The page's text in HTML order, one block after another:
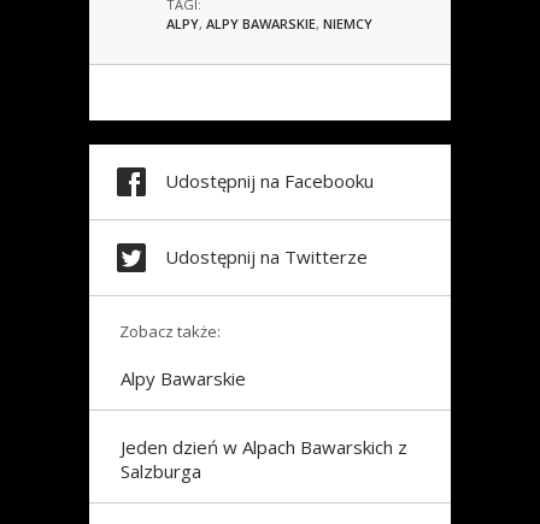
TAGI:
ALPY, ALPY BAWARSKIE, NIEMCY
Udostępnij na Facebooku
Udostępnij na Twitterze
Zobacz także:
Alpy Bawarskie
Jeden dzień w Alpach Bawarskich z
Salzburga